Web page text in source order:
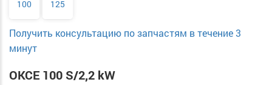
100 125
Получить консультацию по запчастям в течение 3
минут
OKCE 100 S/2,2 kW